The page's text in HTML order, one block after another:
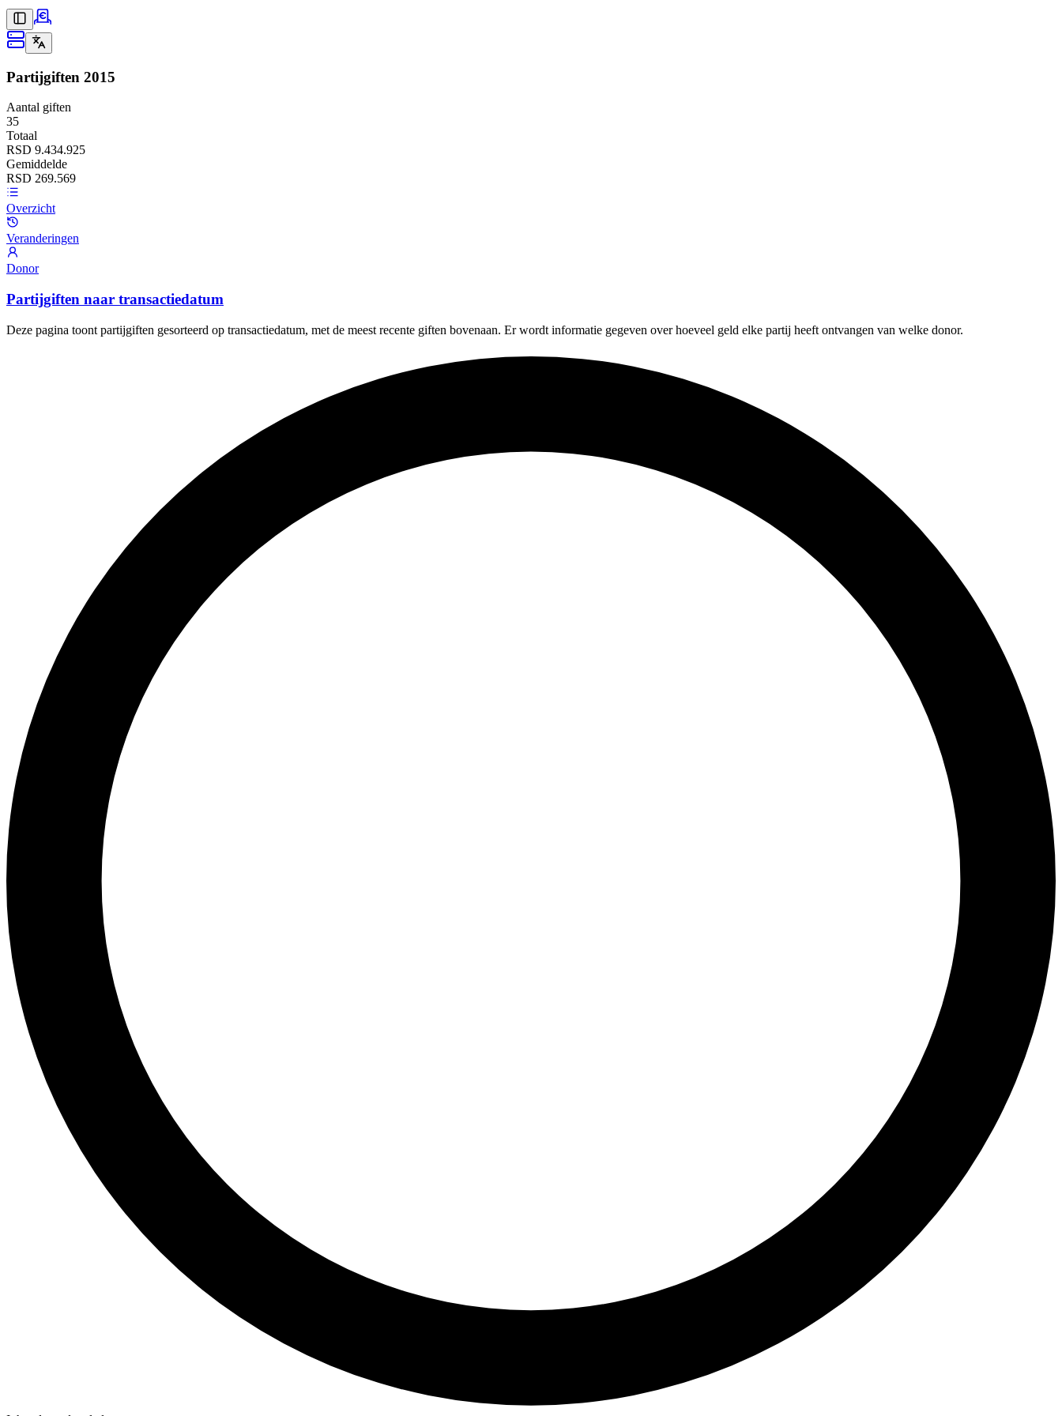
Partijgiften 2015
Aantal giften
35
Totaal
RSD 9.434.925
Gemiddelde
RSD 269.569
Overzicht
Veranderingen
Donor
Partijgiften naar transactiedatum
Deze pagina toont partijgiften gesorteerd op transactiedatum, met de meest recente giften bovenaan. Er wordt informatie gegeven over hoeveel geld elke partij heeft ontvangen van welke donor.